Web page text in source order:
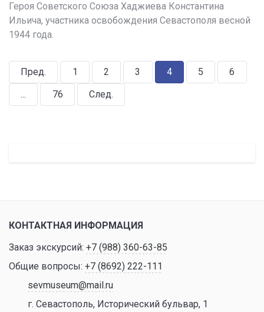
Героя Советского Союза Хаджиева Константина
Ильича, участника освобождения Севастополя весной
1944 года.
Пред. 1 2 3 4 5
6
...
76 След.
КОНТАКТНАЯ ИНФОРМАЦИЯ
Заказ экскурсий: +7 (988) 360-63-85
Общие вопросы: +7 (8692) 222-111
sevmuseum@mail.ru
г. Севастополь, Исторический бульвар, 1